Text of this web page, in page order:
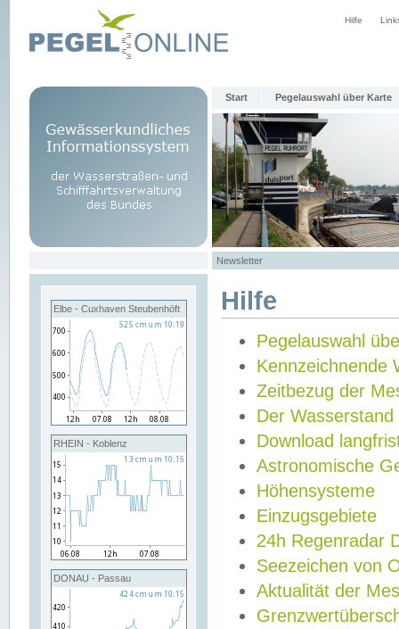
Hilfe
Start Pegelauswahl über Karte
Newsletter
Elbe - Cuxhaven Steubenhöft
RHEIN - Koblenz
DONAU - Passau
Hilfe
Pegelauswahl
Kennzeichnende
Zeitbezug der
Der Wasserstand
Download
Astronomische
Höhensysteme
Einzugsgebiete
24h Regenradar
Seezeichen von
Aktualität der